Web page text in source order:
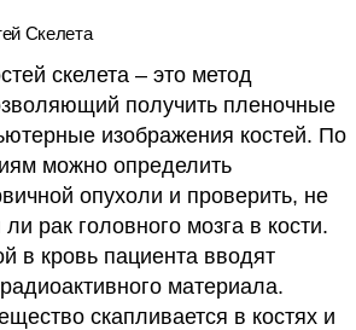
Скелета
скелета – это метод
получить пленочные
изображения костей. По
можно определить
опухоли и проверить, не
рак головного мозга в кости.
в кровь пациента вводят
материала.
скапливается в костях и